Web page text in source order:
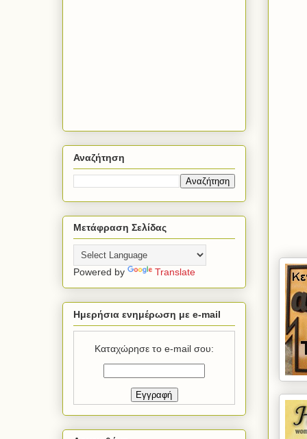
Αναζήτηση
Μετάφραση Σελίδας
Powered by Translate
Ημερήσια ενημέρωση με e-mail
Καταχώρησε το e-mail σου: